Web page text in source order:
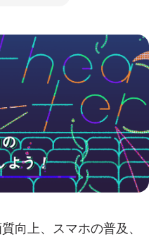
向上、スマホの普及、